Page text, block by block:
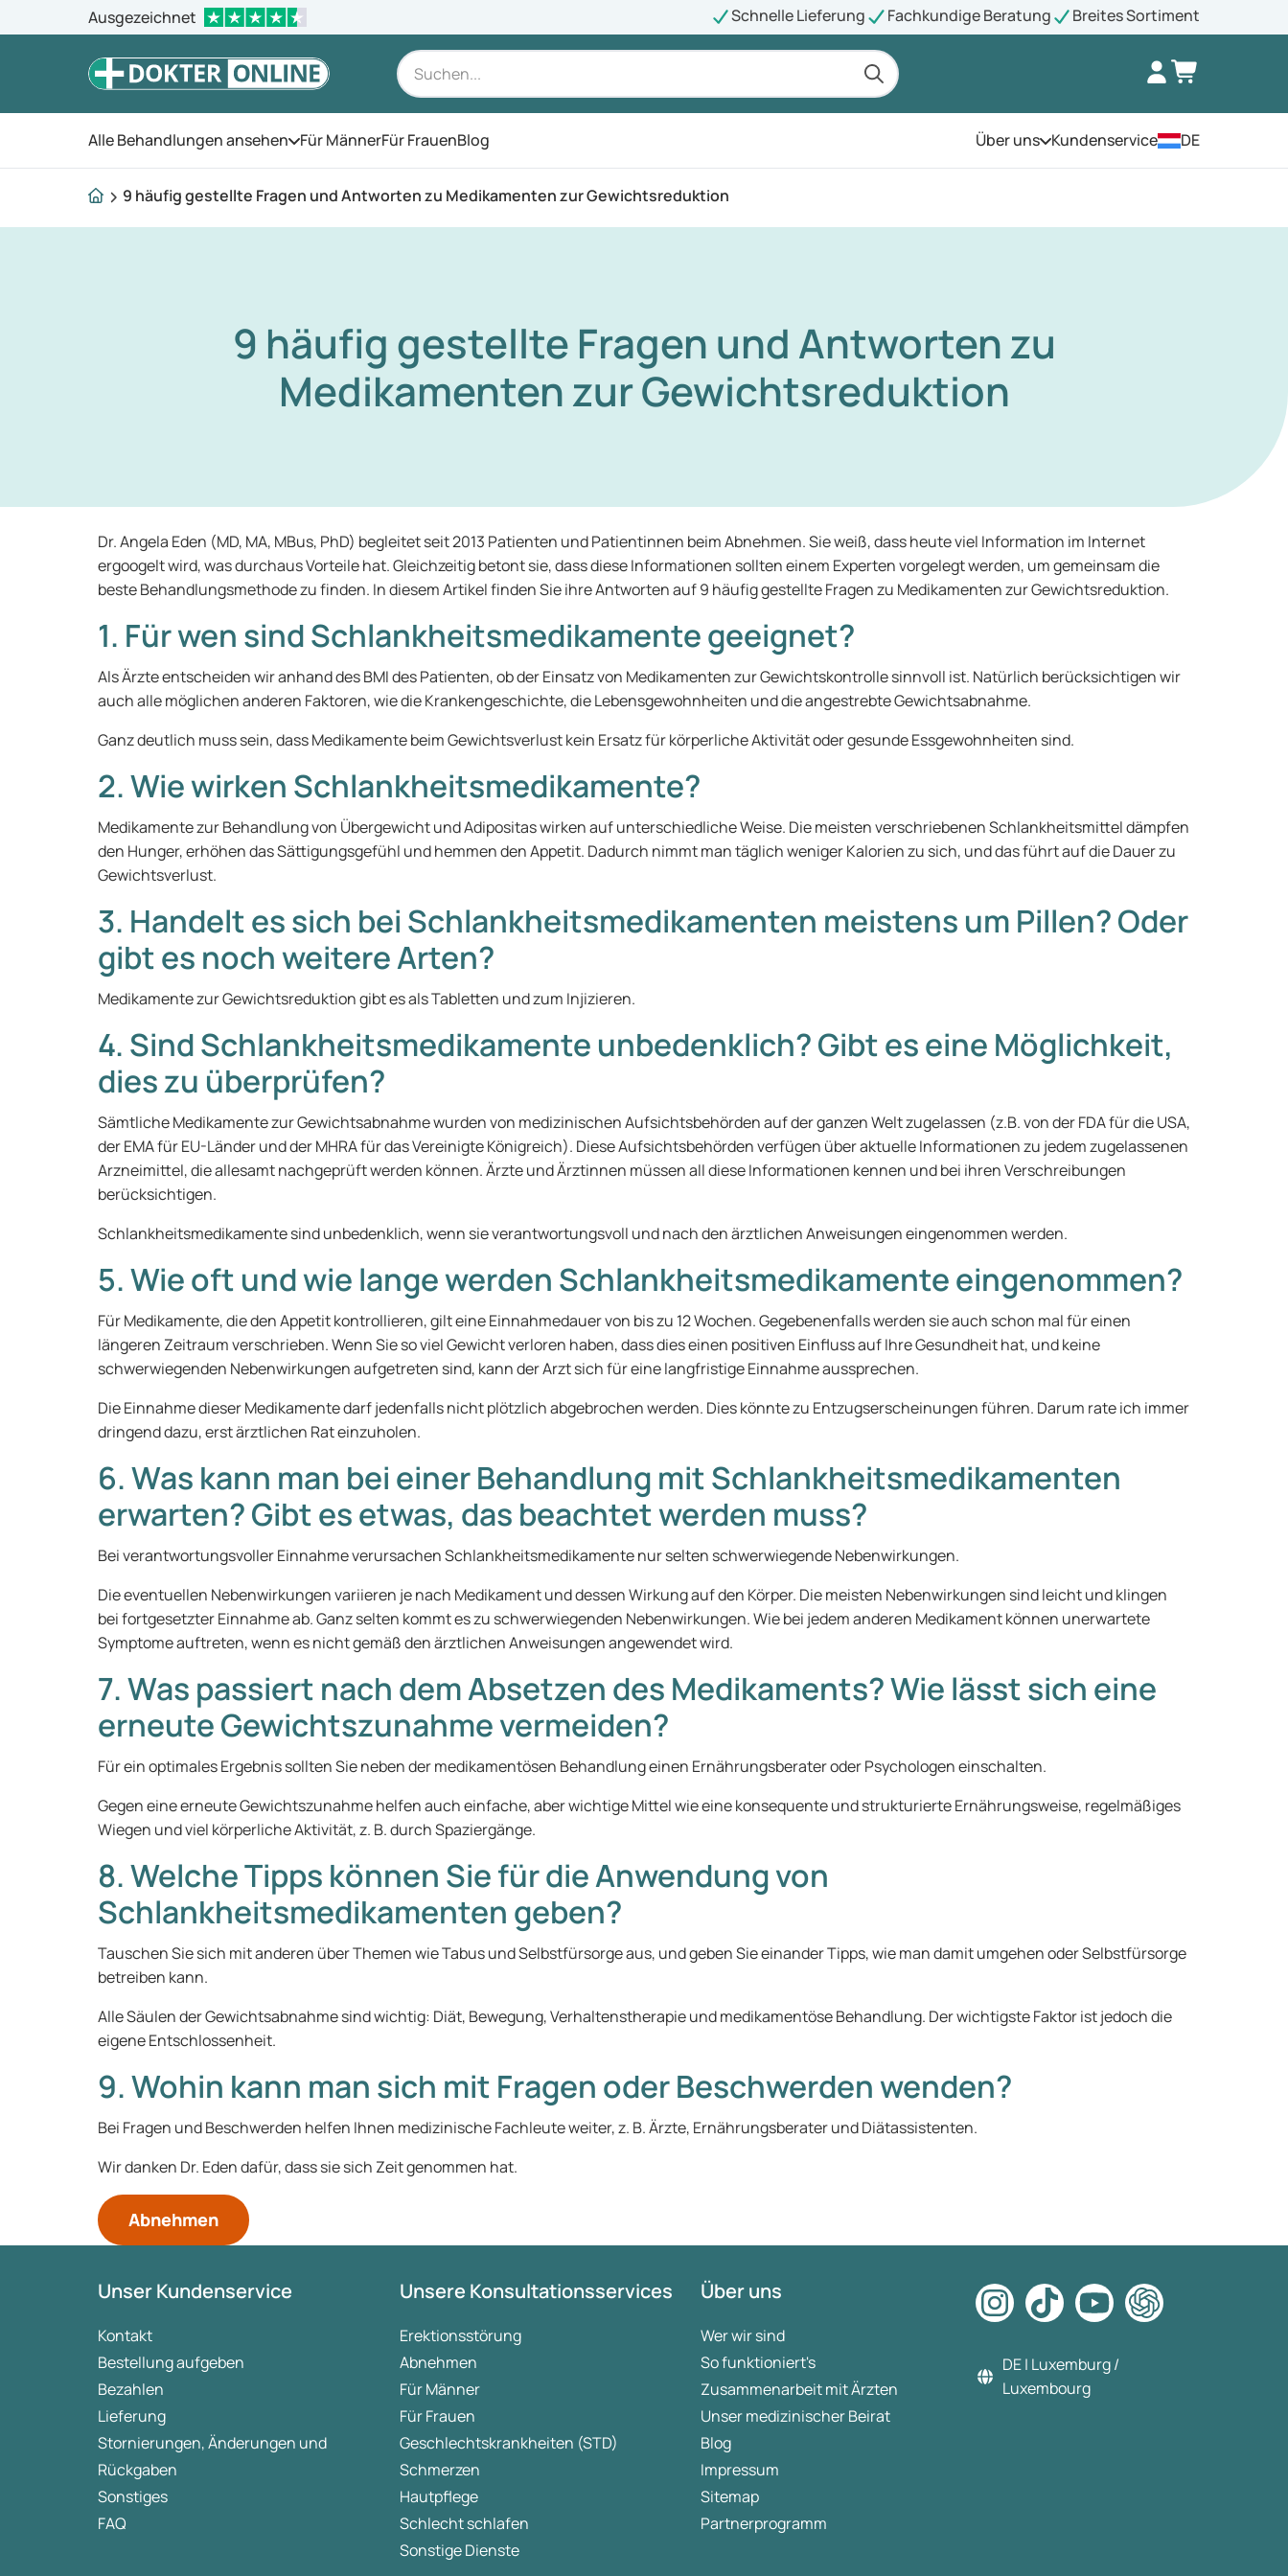
Ausgezeichnet Schnelle Lieferung Fachkundige Beratung Breites Sortiment
Alle Behandlungen ansehen Öffnen Sie das Menü
Für MännerFür FrauenBlog Über unsÖffnen Sie das Menü
Kundenservice DE
9 häufig gestellte Fragen und Antworten zu Medikamenten zur Gewichtsreduktion
9 häufig gestellte Fragen und Antworten zu
Medikamenten zur Gewichtsreduktion
Dr. Angela Eden (MD, MA, MBus, PhD) begleitet seit 2013 Patienten und Patientinnen beim Abnehmen. Sie weiß, dass heute viel Information im Internet
ergoogelt wird, was durchaus Vorteile hat. Gleichzeitig betont sie, dass diese Informationen sollten einem Experten vorgelegt werden, um gemeinsam die
beste Behandlungsmethode zu finden. In diesem Artikel finden Sie ihre Antworten auf 9 häufig gestellte Fragen zu Medikamenten zur Gewichtsreduktion.
1. Für wen sind Schlankheitsmedikamente geeignet?
Als Ärzte entscheiden wir anhand des BMI des Patienten, ob der Einsatz von Medikamenten zur Gewichtskontrolle sinnvoll ist. Natürlich berücksichtigen wir
auch alle möglichen anderen Faktoren, wie die Krankengeschichte, die Lebensgewohnheiten und die angestrebte Gewichtsabnahme.
Ganz deutlich muss sein, dass Medikamente beim Gewichtsverlust kein Ersatz für körperliche Aktivität oder gesunde Essgewohnheiten sind.
2. Wie wirken Schlankheitsmedikamente?
Medikamente zur Behandlung von Übergewicht und Adipositas wirken auf unterschiedliche Weise. Die meisten verschriebenen Schlankheitsmittel dämpfen
den Hunger, erhöhen das Sättigungsgefühl und hemmen den Appetit. Dadurch nimmt man täglich weniger Kalorien zu sich, und das führt auf die Dauer zu
Gewichtsverlust.
3. Handelt es sich bei Schlankheitsmedikamenten meistens um Pillen? Oder
gibt es noch weitere Arten?
Medikamente zur Gewichtsreduktion gibt es als Tabletten und zum Injizieren.
4. Sind Schlankheitsmedikamente unbedenklich? Gibt es eine Möglichkeit,
dies zu überprüfen?
Sämtliche Medikamente zur Gewichtsabnahme wurden von medizinischen Aufsichtsbehörden auf der ganzen Welt zugelassen (z.B. von der FDA für die USA,
der EMA für EU-Länder und der MHRA für das Vereinigte Königreich). Diese Aufsichtsbehörden verfügen über aktuelle Informationen zu jedem zugelassenen
Arzneimittel, die allesamt nachgeprüft werden können. Ärzte und Ärztinnen müssen all diese Informationen kennen und bei ihren Verschreibungen
berücksichtigen.
Schlankheitsmedikamente sind unbedenklich, wenn sie verantwortungsvoll und nach den ärztlichen Anweisungen eingenommen werden.
5. Wie oft und wie lange werden Schlankheitsmedikamente eingenommen?
Für Medikamente, die den Appetit kontrollieren, gilt eine Einnahmedauer von bis zu 12 Wochen. Gegebenenfalls werden sie auch schon mal für einen
längeren Zeitraum verschrieben. Wenn Sie so viel Gewicht verloren haben, dass dies einen positiven Einfluss auf Ihre Gesundheit hat, und keine
schwerwiegenden Nebenwirkungen aufgetreten sind, kann der Arzt sich für eine langfristige Einnahme aussprechen.
Die Einnahme dieser Medikamente darf jedenfalls nicht plötzlich abgebrochen werden. Dies könnte zu Entzugserscheinungen führen. Darum rate ich immer
dringend dazu, erst ärztlichen Rat einzuholen.
6. Was kann man bei einer Behandlung mit Schlankheitsmedikamenten
erwarten? Gibt es etwas, das beachtet werden muss?
Bei verantwortungsvoller Einnahme verursachen Schlankheitsmedikamente nur selten schwerwiegende Nebenwirkungen.
Die eventuellen Nebenwirkungen variieren je nach Medikament und dessen Wirkung auf den Körper. Die meisten Nebenwirkungen sind leicht und klingen
bei fortgesetzter Einnahme ab. Ganz selten kommt es zu schwerwiegenden Nebenwirkungen. Wie bei jedem anderen Medikament können unerwartete
Symptome auftreten, wenn es nicht gemäß den ärztlichen Anweisungen angewendet wird.
7. Was passiert nach dem Absetzen des Medikaments? Wie lässt sich eine
erneute Gewichtszunahme vermeiden?
Für ein optimales Ergebnis sollten Sie neben der medikamentösen Behandlung einen Ernährungsberater oder Psychologen einschalten.
Gegen eine erneute Gewichtszunahme helfen auch einfache, aber wichtige Mittel wie eine konsequente und strukturierte Ernährungsweise, regelmäßiges
Wiegen und viel körperliche Aktivität, z. B. durch Spaziergänge.
8. Welche Tipps können Sie für die Anwendung von
Schlankheitsmedikamenten geben?
Tauschen Sie sich mit anderen über Themen wie Tabus und Selbstfürsorge aus, und geben Sie einander Tipps, wie man damit umgehen oder Selbstfürsorge
betreiben kann.
Alle Säulen der Gewichtsabnahme sind wichtig: Diät, Bewegung, Verhaltenstherapie und medikamentöse Behandlung. Der wichtigste Faktor ist jedoch die
eigene Entschlossenheit.
9. Wohin kann man sich mit Fragen oder Beschwerden wenden?
Bei Fragen und Beschwerden helfen Ihnen medizinische Fachleute weiter, z. B. Ärzte, Ernährungsberater und Diätassistenten.
Wir danken Dr. Eden dafür, dass sie sich Zeit genommen hat.
Abnehmen
Unser Kundenservice
Kontakt
Bestellung aufgeben
Bezahlen
Lieferung
Stornierungen, Änderungen und
Rückgaben
Sonstiges
FAQ
Unsere Konsultationsservices
Erektionsstörung
Abnehmen
Für Männer
Für Frauen
Geschlechtskrankheiten (STD)
Schmerzen
Hautpflege
Schlecht schlafen
Sonstige Dienste
Über uns
Wer wir sind
So funktioniert's
Zusammenarbeit mit Ärzten
Unser medizinischer Beirat
Blog
Impressum
Sitemap
Partnerprogramm
DE | Luxemburg /
Luxembourg